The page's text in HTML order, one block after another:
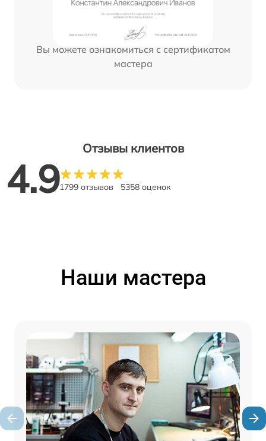
Вы можете ознакомиться с сертификатом
мастера
Отзывы клиентов
4.91799 отзывов 5358 оценок
Наши мастера